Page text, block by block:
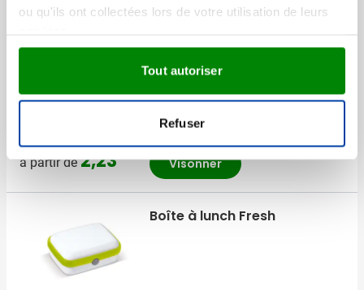
ou qu'ils ont collectées lors de votre utilisation de leurs
Tout autoriser
Refuser
à partir de 2,23
Marquage à partir de 1 unités
Visonner
Boîte à lunch Fresh